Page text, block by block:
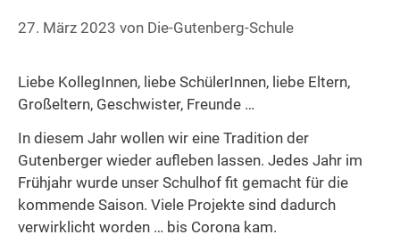
27. März 2023 von Die-Gutenberg-Schule
Liebe KollegInnen, liebe SchülerInnen, liebe Eltern,
Großeltern, Geschwister, Freunde …
In diesem Jahr wollen wir eine Tradition der
Gutenberger wieder aufleben lassen. Jedes Jahr im
Frühjahr wurde unser Schulhof fit gemacht für die
kommende Saison. Viele Projekte sind dadurch
verwirklicht worden … bis Corona kam.